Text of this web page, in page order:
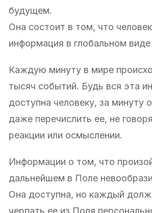
будущем.
Она состоит в том, что
информация в глобальном
Каждую минуту в мире
тысяч событий. Будь вся эта
доступна человеку, за минуту
даже перечислить ее, не
реакции или осмыслении.
Информации о том, что
дальнейшем в Поле
Она доступна, но каждый
черпать ее из Поля